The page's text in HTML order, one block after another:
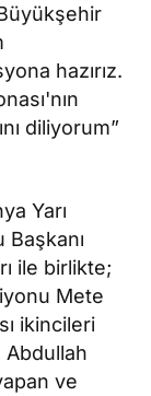
hazırız.
diliyorum”
Yarı
ile birlikte;
Mete
ikincileri
ve